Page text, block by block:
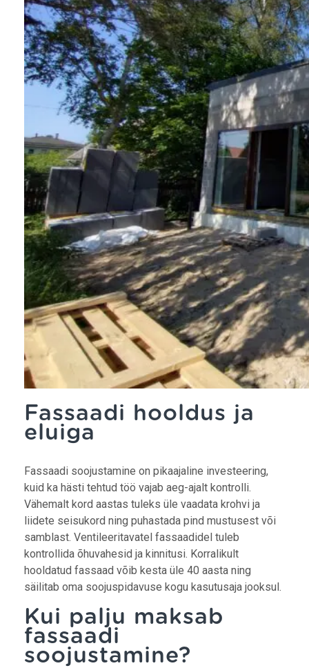
Fassaadi hooldus ja
eluiga
Fassaadi soojustamine on pikaajaline investeering,
kuid ka hästi tehtud töö vajab aeg-ajalt kontrolli.
Vähemalt kord aastas tuleks üle vaadata krohvi ja
liidete seisukord ning puhastada pind mustusest või
samblast. Ventileeritavatel fassaadidel tuleb
kontrollida õhuvahesid ja kinnitusi. Korralikult
hooldatud fassaad võib kesta üle 40 aasta ning
säilitab oma soojuspidavuse kogu kasutusaja jooksul.
Kui palju maksab
fassaadi
soojustamine?